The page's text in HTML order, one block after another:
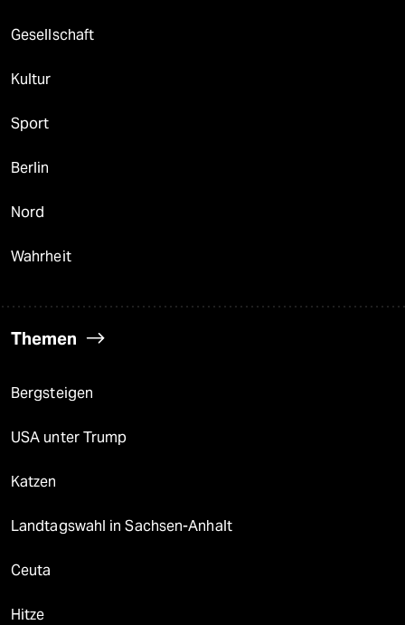
Gesellschaft
Kultur
Sport
Berlin
Nord
Wahrheit
Themen
Bergsteigen
USA unter Trump
Katzen
Landtagswahl in Sachsen-Anhalt
Ceuta
Hitze